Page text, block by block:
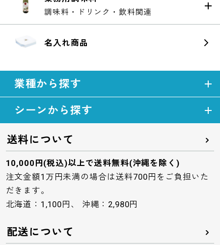
調味料・ドリンク・飲料関連
名入れ商品
業種から探す
シーンから探す
送料について
10,000円(税込)以上で送料無料(沖縄を除く)
注文金額1万円未満の場合は送料700円をご負担いた
だきます。
北海道：1,100円、 沖縄：2,980円
配送について